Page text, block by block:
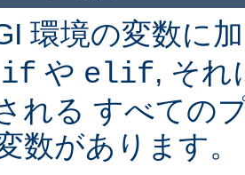
環境の変数に
if や elif, それ
れる すべての
数があります。